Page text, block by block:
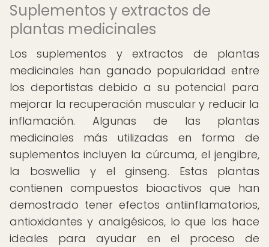
Suplementos y extractos de
plantas medicinales
Los suplementos y extractos de plantas
medicinales han ganado popularidad entre
los deportistas debido a su potencial para
mejorar la recuperación muscular y reducir la
inflamación. Algunas de las plantas
medicinales más utilizadas en forma de
suplementos incluyen la cúrcuma, el jengibre,
la boswellia y el ginseng. Estas plantas
contienen compuestos bioactivos que han
demostrado tener efectos antiinflamatorios,
antioxidantes y analgésicos, lo que las hace
ideales para ayudar en el proceso de